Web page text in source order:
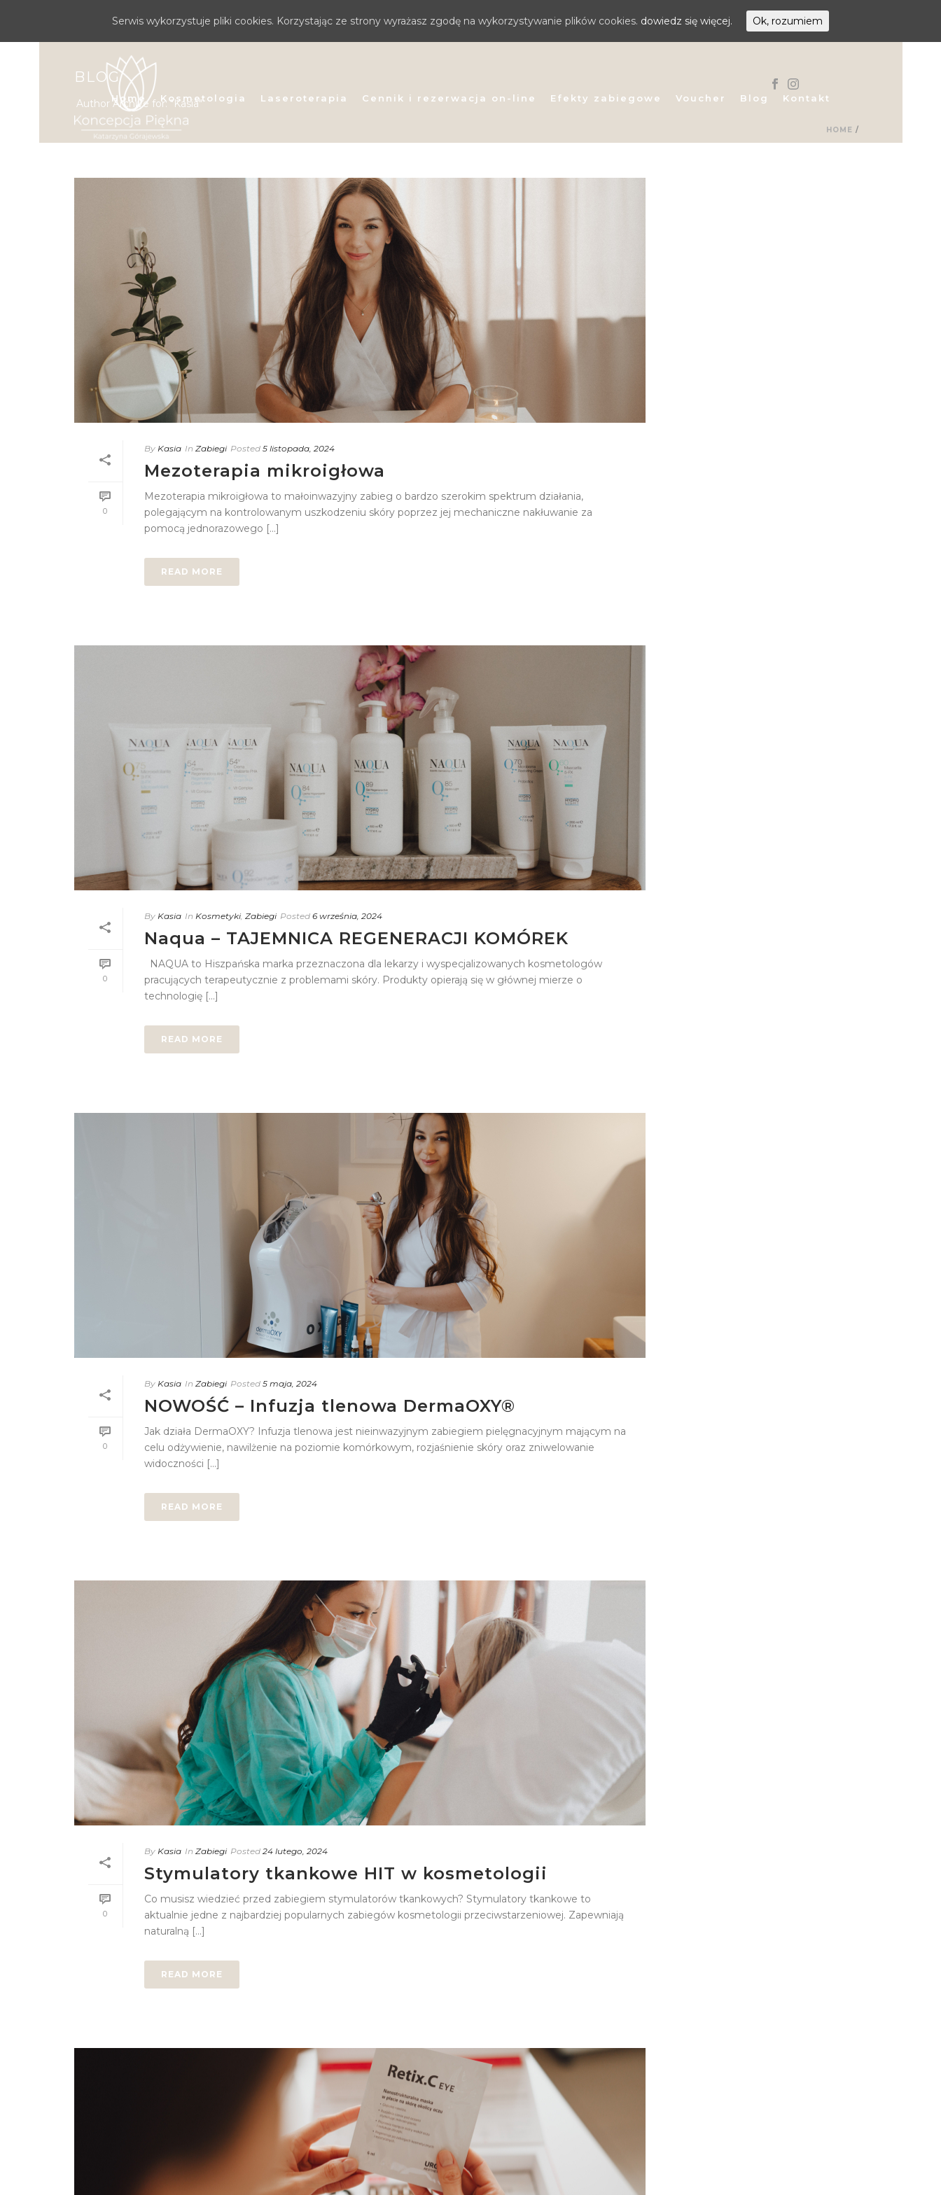
Home Kosmetologia Laseroterapia Cennik i rezerwacja on-line Efekty zabiegowe Voucher Blog Kontakt
BLOG
Author Archive for: "Kasia"
HOME /
0
By Kasia In Zabiegi Posted 5 listopada, 2024
Mezoterapia mikroigłowa
Mezoterapia mikroigłowa to małoinwazyjny zabieg o bardzo szerokim spektrum działania,
polegającym na kontrolowanym uszkodzeniu skóry poprzez jej mechaniczne nakłuwanie za
pomocą jednorazowego [...]
READ MORE
0
By Kasia In Kosmetyki, Zabiegi Posted 6 września, 2024
Naqua – TAJEMNICA REGENERACJI KOMÓREK
NAQUA to Hiszpańska marka przeznaczona dla lekarzy i wyspecjalizowanych kosmetologów
pracujących terapeutycznie z problemami skóry. Produkty opierają się w głównej mierze o
technologię [...]
READ MORE
0
By Kasia In Zabiegi Posted 5 maja, 2024
NOWOŚĆ – Infuzja tlenowa DermaOXY®
Jak działa DermaOXY? Infuzja tlenowa jest nieinwazyjnym zabiegiem pielęgnacyjnym mającym na
celu odżywienie, nawilżenie na poziomie komórkowym, rozjaśnienie skóry oraz zniwelowanie
widoczności [...]
READ MORE
0
By Kasia In Zabiegi Posted 24 lutego, 2024
Stymulatory tkankowe HIT w kosmetologii
Co musisz wiedzieć przed zabiegiem stymulatorów tkankowych? Stymulatory tkankowe to
aktualnie jedne z najbardziej popularnych zabiegów kosmetologii przeciwstarzeniowej. Zapewniają
naturalną [...]
READ MORE
Serwis wykorzystuje pliki cookies. Korzystając ze strony wyrażasz zgodę na wykorzystywanie plików cookies. dowiedz się więcej. Ok, rozumiem